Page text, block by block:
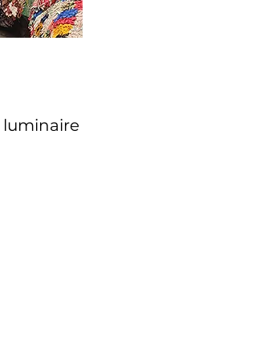
luminaire